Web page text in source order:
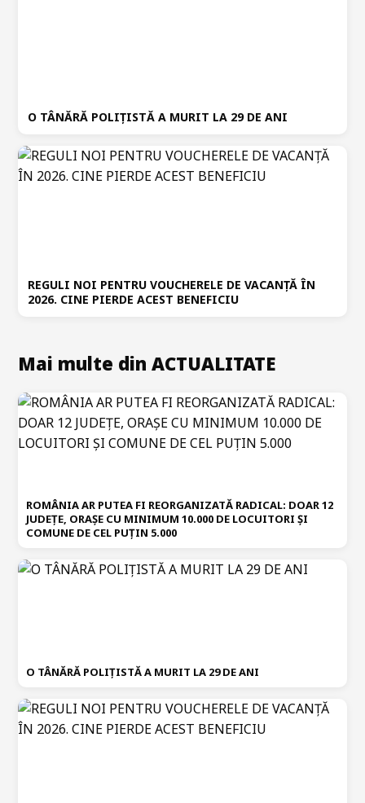
O TÂNĂRĂ POLIȚISTĂ A MURIT LA 29 DE ANI
REGULI NOI PENTRU VOUCHERELE DE VACANȚĂ ÎN
2026. CINE PIERDE ACEST BENEFICIU
Mai multe din ACTUALITATE
ROMÂNIA AR PUTEA FI REORGANIZATĂ RADICAL: DOAR 12
JUDEȚE, ORAȘE CU MINIMUM 10.000 DE LOCUITORI ȘI
COMUNE DE CEL PUȚIN 5.000
O TÂNĂRĂ POLIȚISTĂ A MURIT LA 29 DE ANI